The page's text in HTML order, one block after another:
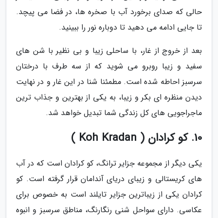
حالی که صدای برخورد آب با صخره ها، در فضا می پیچد.
تا جایی ادامه می دهید تا دوباره نور را ببینید.
بعد از خروج از غار، با ساحلی زیبا و بی نظیر با شن های
سفید و زیبا روبرو می شوید که از سه طرف با درختان
سرسبز احاطه شده است. مطمئنا شنا در این غار و در نهایت
دیدن منظره ای بکر و زیبا، به یکی از بهترین و جذاب ترین
ماجراجویی های کل زندگی شما تبدیل خواهد شد.
10. کو کرادان ( Koh Kradan )
یکی دیگر از مجموعه جزایر ترانگ، کو کرادان است که در آب
های کریستالی و زیبای دریای آندامان قرار گرفته است. کو
کرادان یکی از زیباترین جزایر تایلند است به خصوص برای
عکاسی. دارای سواحل شنی رنگارنگ، مناطق سرسبز و انبوه